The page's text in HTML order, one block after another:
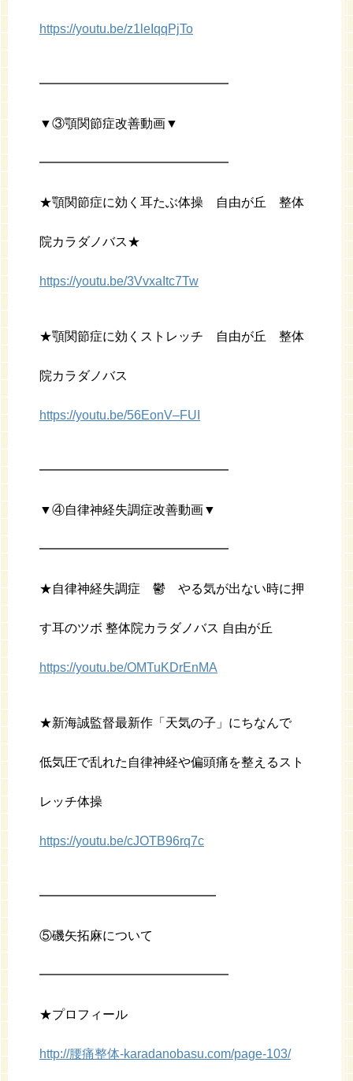
https://youtu.be/z1leIqqPjTo
━━━━━━━━━━━━━━━
▼③顎関節症改善動画▼
━━━━━━━━━━━━━━━
★顎関節症に効く耳たぶ体操 自由が丘 整体
院カラダノバス★
https://youtu.be/3VvxaItc7Tw
★顎関節症に効くストレッチ 自由が丘 整体
院カラダノバス
https://youtu.be/56EonV–FUI
━━━━━━━━━━━━━━━
▼④自律神経失調症改善動画▼
━━━━━━━━━━━━━━━
★自律神経失調症 鬱 やる気が出ない時に押
す耳のツボ 整体院カラダノバス 自由が丘
https://youtu.be/OMTuKDrEnMA
★新海誠監督最新作「天気の子」にちなんで
低気圧で乱れた自律神経や偏頭痛を整えるスト
レッチ体操
https://youtu.be/cJOTB96rq7c
━━━━━━━━━━━━━━
⑤磯矢拓麻について
━━━━━━━━━━━━━━━
★プロフィール
http://腰痛整体-karadanobasu.com/page-103/